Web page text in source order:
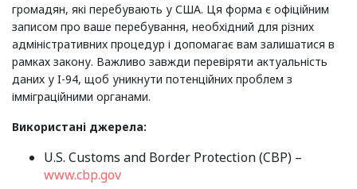
громадян, які перебувають у США. Ця форма є офіційним
записом про ваше перебування, необхідний для різних
адміністративних процедур і допомагає вам залишатися в
рамках закону. Важливо завжди перевіряти актуальність
даних у I-94, щоб уникнути потенційних проблем з
імміграційними органами.
Використані джерела:
U.S. Customs and Border Protection (CBP) –
www.cbp.gov